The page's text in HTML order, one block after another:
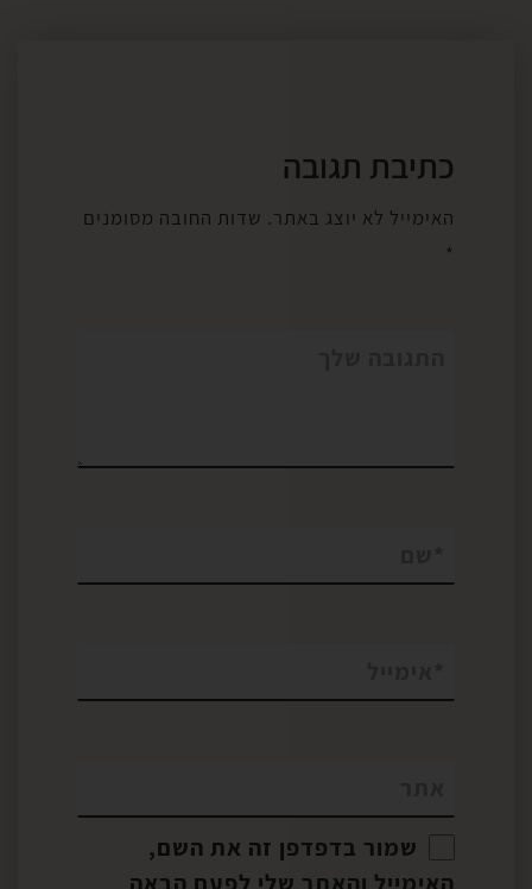
כתיבת תגובה
האימייל לא יוצג באתר. שדות החובה מסומנים
*
שמור בדפדפן זה את השם,